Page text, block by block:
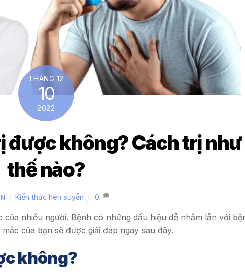
THÁNG 12
10
2022
được không? Cách trị như
thế nào?
Kiến thức hen suyễn 0
nhiều người. Bệnh có những dấu hiệu dễ nhầm lẫn với
của bạn sẽ được giải đáp ngay sau đây.
không?